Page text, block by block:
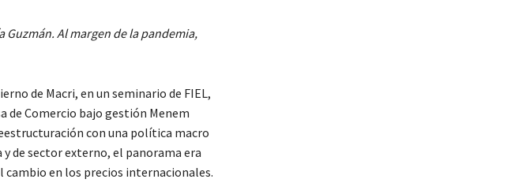
Al margen de la pandemia,
de Macri, en un seminario de FIEL,
de Comercio bajo gestión Menem
con una política macro
de sector externo, el panorama era
cambio en los precios internacionales.